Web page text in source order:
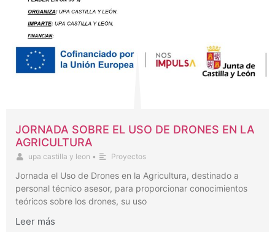
JORNADA SOBRE EL USO DE DRONES EN LA
AGRICULTURA
upa castilla y leon • Proyectos
Jornada el Uso de Drones en la Agricultura, destinado a
personal técnico asesor, para proporcionar conocimientos
teóricos sobre los drones, su uso
Leer más